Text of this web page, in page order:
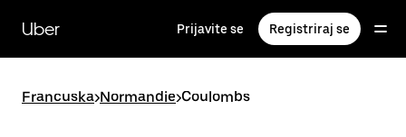
glavni
sadržaj
Uber Prijavite se Registriraj se
Francuska>Normandie>Coulombs